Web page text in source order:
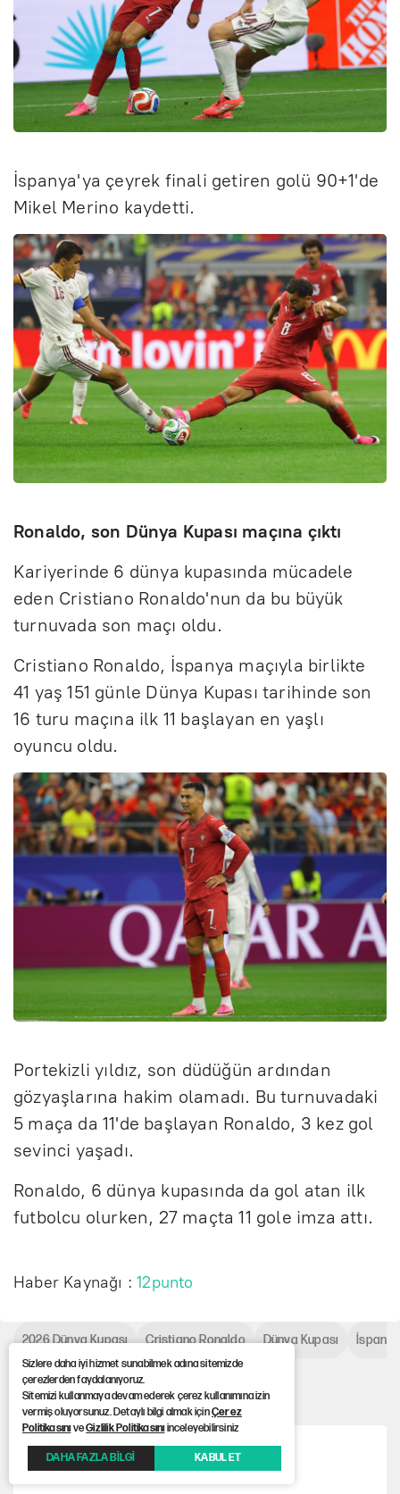
İspanya'ya çeyrek finali getiren golü 90+1'de
Mikel Merino kaydetti.
Ronaldo, son Dünya Kupası maçına çıktı
Kariyerinde 6 dünya kupasında mücadele
eden Cristiano Ronaldo'nun da bu büyük
turnuvada son maçı oldu.
Cristiano Ronaldo, İspanya maçıyla birlikte
41 yaş 151 günle Dünya Kupası tarihinde son
16 turu maçına ilk 11 başlayan en yaşlı
oyuncu oldu.
Portekizli yıldız, son düdüğün ardından
gözyaşlarına hakim olamadı. Bu turnuvadaki
5 maça da 11'de başlayan Ronaldo, 3 kez gol
sevinci yaşadı.
Ronaldo, 6 dünya kupasında da gol atan ilk
futbolcu olurken, 27 maçta 11 gole imza attı.
Haber Kaynağı :12punto
Çok Okunanlar
Medya soruşturmasında yeni dalga geliyor
2026 Dünya Kupası Cristiano Ronaldo Dünya Kupası İspanya
Sizlere daha iyi hizmet sunabilmek adına sitemizde
çerezlerden faydalanıyoruz.
Sitemizi kullanmaya devam ederek çerez kullanımına izin
vermiş oluyorsunuz. Detaylı bilgi almak içinÇerez
PolitikasınıveGizlilik Politikasınıinceleyebilirsiniz
DAHA FAZLA BİLGİ KABUL ET